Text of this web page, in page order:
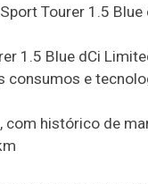
Tourer 1.5
1.5 Blue dCi
consumos e
com histórico de